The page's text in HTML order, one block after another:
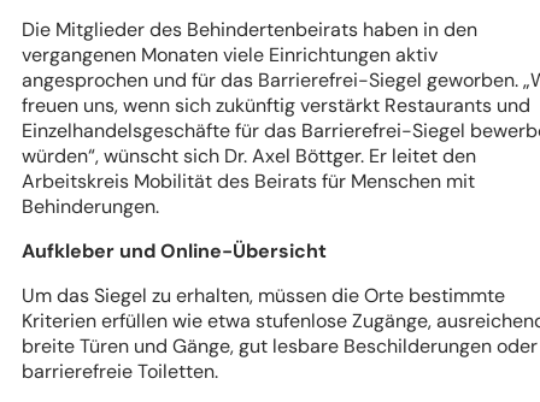
Die Mitglieder des Behindertenbeirats haben in den
vergangenen Monaten viele Einrichtungen aktiv
angesprochen und für das Barrierefrei-Siegel geworben.
freuen uns, wenn sich zukünftig verstärkt Restaurants und
Einzelhandelsgeschäfte für das Barrierefrei-Siegel
würden“, wünscht sich Dr. Axel Böttger. Er leitet den
Arbeitskreis Mobilität des Beirats für Menschen mit
Behinderungen.
Aufkleber und Online-Übersicht
Um das Siegel zu erhalten, müssen die Orte bestimmte
Kriterien erfüllen wie etwa stufenlose Zugänge,
breite Türen und Gänge, gut lesbare Beschilderungen oder
barrierefreie Toiletten.